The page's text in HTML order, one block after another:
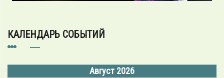
КАЛЕНДАРЬ СОБЫТИЙ
Август 2026